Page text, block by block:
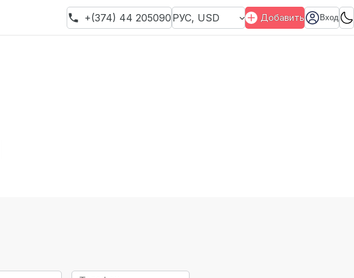
+(374) 44 205090 РУС, USD Добавить Вход